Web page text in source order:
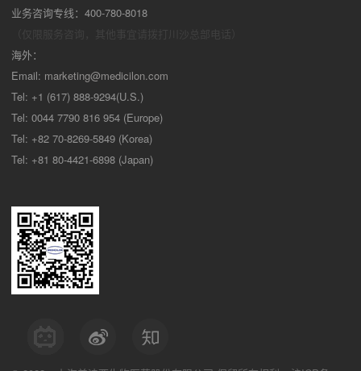
业务咨询专线：400-780-8018
海外：
Email: marketing@medicilon.com
Tel: +1 (617) 888-9294(U.S.)
Tel: 0044 7790 816 954 (Europe)
Tel: +82 70-8269-5849 (Korea)
Tel: +81 80-4421-6898 (Japan)